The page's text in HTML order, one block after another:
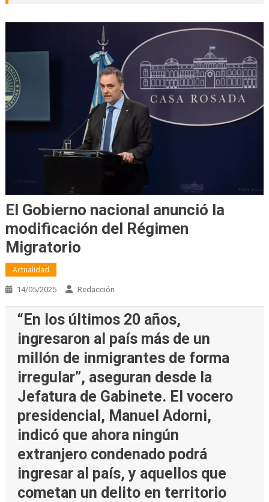
El Gobierno nacional anunció la
modificación del Régimen
Migratorio
Actualidad
14/05/2025 Redacción
“En los últimos 20 años,
ingresaron al país más de un
millón de inmigrantes de forma
irregular”, aseguran desde la
Jefatura de Gabinete. El vocero
presidencial, Manuel Adorni,
indicó que ahora ningún
extranjero condenado podrá
ingresar al país, y aquellos que
cometan un delito en territorio